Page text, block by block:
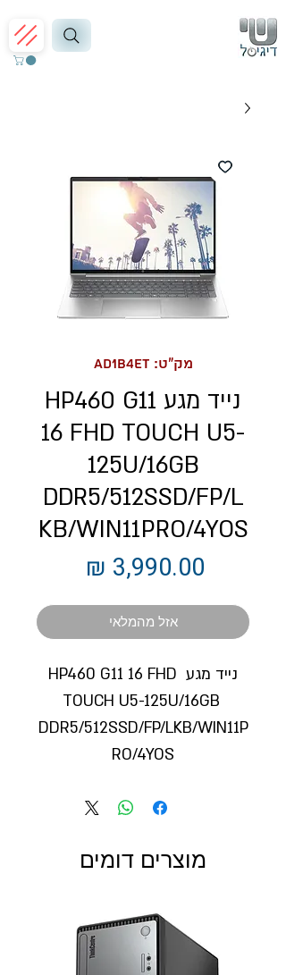
מק"ט: AD1B4ET
נייד מגע HP460 G11
16 FHD TOUCH U5-
125U/16GB
DDR5/512SSD/FP/L
KB/WIN11PRO/4YOS
אזל מהמלאי
נייד מגע HP460 G11 16 FHD
TOUCH U5-125U/16GB
DDR5/512SSD/FP/LKB/WIN11P
RO/4YOS
מוצרים דומים